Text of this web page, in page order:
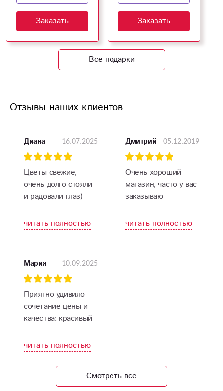
Заказать Заказать
Все подарки
Отзывы наших клиентов
Диана 16.07.2025
Цветы свежие,
очень долго стояли
и радовали глаз)
читать полностью
Дмитрий 05.12.2019
Очень хороший
магазин, часто у вас
заказываю
читать полностью
Мария 10.09.2025
Приятно удивило
сочетание цены и
качества: красивый
цене и
своевременная
доставка прямо в
читать полностью
Смотреть все